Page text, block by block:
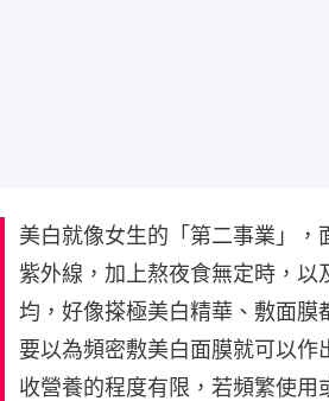
美白就像女生的「第二事業」，
紫外線，加上熬夜食無定時，以
均，好像搽極美白精華、敷面膜
要以為頻密敷美白面膜就可以作
收營養的程度有限，若頻繁使用